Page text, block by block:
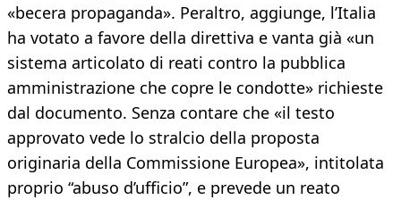
«becera propaganda». Peraltro, aggiunge, l’Italia
ha votato a favore della direttiva e vanta già «un
sistema articolato di reati contro la pubblica
amministrazione che copre le condotte» richieste
dal documento. Senza contare che «il testo
approvato vede lo stralcio della proposta
originaria della Commissione Europea», intitolata
proprio “abuso d’ufficio”, e prevede un reato